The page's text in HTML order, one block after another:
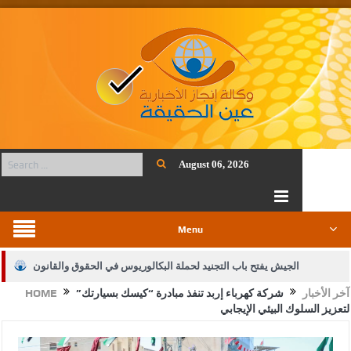
August 06, 2026
Menu
الجيش يفتح باب التجنيد لحملة البكالوريوس في الحقوق والقانون
بيان اجتماع عمّان:دعم الوصاية الهاشمية التاريخية على المقدساتHOME آخر الأخبار
شركة كهرباء إربد تنفذ مبادرة “كيسك بسيارتك”
لتعزيز السلوك البيئي الإيجابي